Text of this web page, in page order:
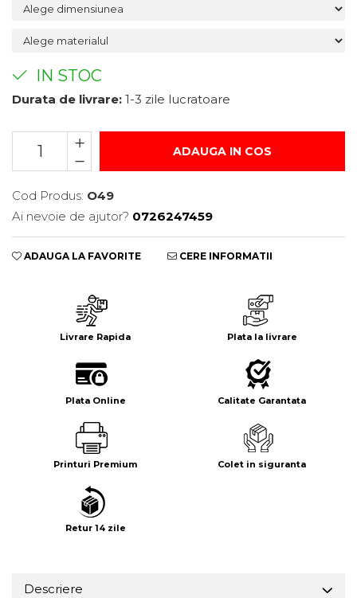
Indicatoare de Interzicere
Indicatoare de Obligativitate
IN STOC
Durata de livrare: 1-3 zile lucratoare
ADAUGA IN COS
Cod Produs: O49
Ai nevoie de ajutor? 0726247459
ADAUGA LA FAVORITE CERE INFORMATII
Livrare Rapida Plata la livrare
Plata Online Calitate Garantata
Printuri Premium Colet in siguranta
Retur 14 zile
Descriere